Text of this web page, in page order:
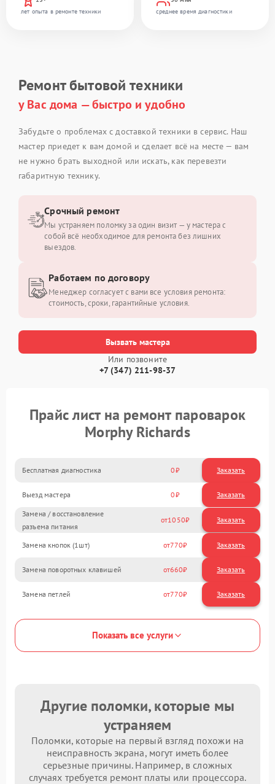
лет опыта в ремонте техники
среднее время диагностики
Ремонт бытовой техники
у Вас дома — быстро и удобно
Забудьте о проблемах с доставкой техники в сервис. Наш
мастер приедет к вам домой и сделает всё на месте — вам
не нужно брать выходной или искать, как перевезти
габаритную технику.
Вызвать мастера
Или позвоните
+7 (347) 211-98-37
Срочный ремонт
Мы устраняем поломку за один визит — у мастера с
собой всё необходимое для ремонта без лишних
выездов.
Работаем по договору
Менеджер согласует с вами все условия ремонта:
стоимость, сроки, гарантийные условия.
Прайс лист на ремонт пароварок
Morphy Richards
Бесплатная диагностика 0 Заказать
Выезд мастера 0 Заказать
Замена / восстановление
разъема питания
1050
Замена кнопок (1шт) 770
Замена поворотных клавишей 660
Замена петлей 770
Показать все услуги
Другие поломки, которые мы
устраняем
Поломки, которые на первый взгляд похожи на
неисправность экрана, могут иметь более
серьезные причины. Например, в сложных
случаях требуется ремонт платы или процессора.